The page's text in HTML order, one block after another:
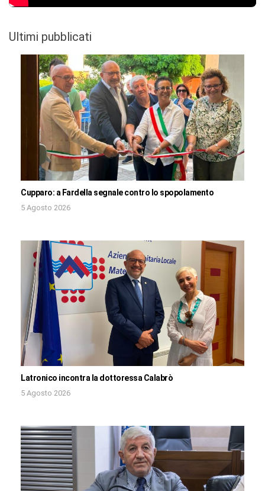
Ultimi pubblicati
Cupparo: a Fardella segnale contro lo spopolamento
5 Agosto 2026
Latronico incontra la dottoressa Calabrò
5 Agosto 2026